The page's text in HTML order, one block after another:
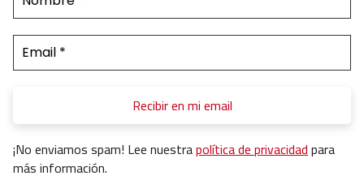
¡No enviamos spam! Lee nuestrapolítica de privacidadpara
más información.